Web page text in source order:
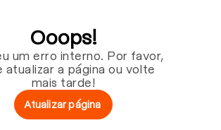
Ooops!
um erro interno. Por favor,
atualizar a página ou volte
mais tarde!
Atualizar página